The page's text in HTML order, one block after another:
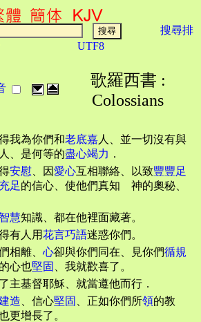
搜尋排
UTF8
歌羅西書 :
Colossians
我為你們和老底嘉人、並一切沒有與
、是何等的盡心竭力 ．
安慰 、因愛心互相聯絡、以致豐豐足
充足的信心、使他們真知 神的奧秘、
智慧知識、都在他裡面藏著。
有人用花言巧語迷惑你們。
相離、 心卻與你們同在、見你們循規
心也堅固
、我就歡喜了。
主基督耶穌、就當遵他而行．
造 、信心堅固 、正如你們所領的教
更增長了。